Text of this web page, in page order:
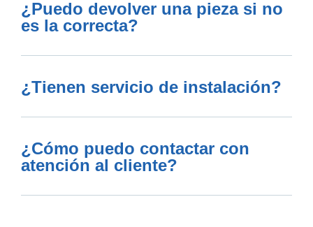
¿Puedo devolver una pieza si no
es la correcta?
¿Tienen servicio de instalación?
¿Cómo puedo contactar con
atención al cliente?